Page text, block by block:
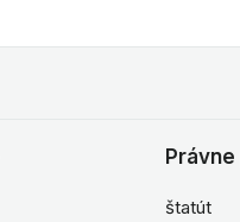
štatút